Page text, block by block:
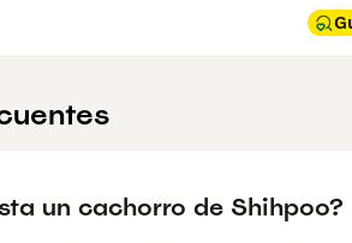
un cachorro de Shihpoo?